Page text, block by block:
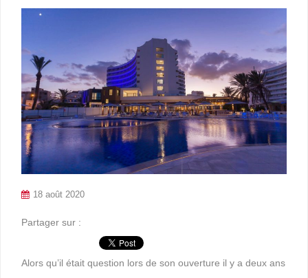
18 août 2020
Partager sur :
Alors qu’il était question lors de son ouverture il y a deux ans